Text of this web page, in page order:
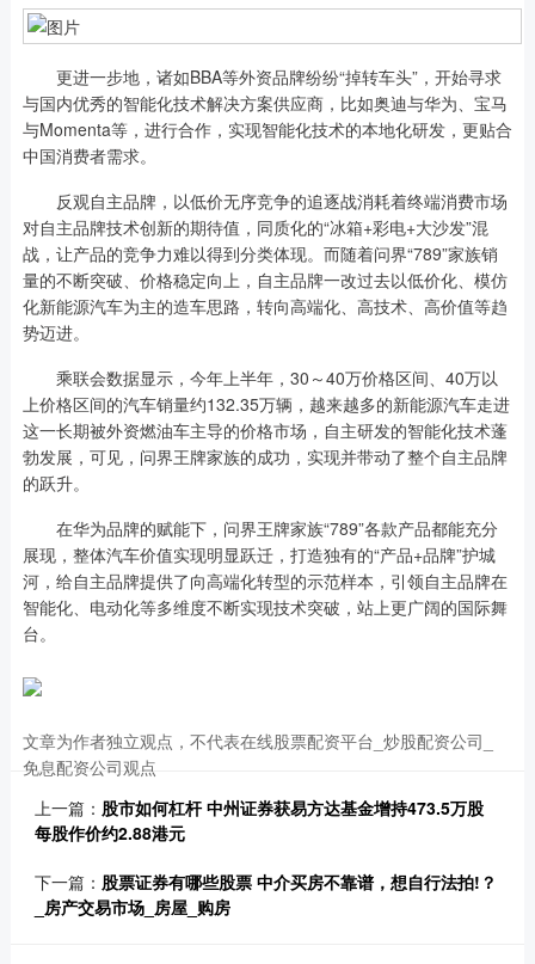
更进一步地，诸如BBA等外资品牌纷纷“掉转车头”，开始寻求
与国内优秀的智能化技术解决方案供应商，比如奥迪与华为、宝马
与Momenta等，进行合作，实现智能化技术的本地化研发，更贴合
中国消费者需求。
反观自主品牌，以低价无序竞争的追逐战消耗着终端消费市场
对自主品牌技术创新的期待值，同质化的“冰箱+彩电+大沙发”混
战，让产品的竞争力难以得到分类体现。而随着问界“789”家族销
量的不断突破、价格稳定向上，自主品牌一改过去以低价化、模仿
化新能源汽车为主的造车思路，转向高端化、高技术、高价值等趋
势迈进。
乘联会数据显示，今年上半年，30～40万价格区间、40万以
上价格区间的汽车销量约132.35万辆，越来越多的新能源汽车走进
这一长期被外资燃油车主导的价格市场，自主研发的智能化技术蓬
勃发展，可见，问界王牌家族的成功，实现并带动了整个自主品牌
的跃升。
在华为品牌的赋能下，问界王牌家族“789”各款产品都能充分
展现，整体汽车价值实现明显跃迁，打造独有的“产品+品牌”护城
河，给自主品牌提供了向高端化转型的示范样本，引领自主品牌在
智能化、电动化等多维度不断实现技术突破，站上更广阔的国际舞
台。
文章为作者独立观点，不代表在线股票配资平台_炒股配资公司_
免息配资公司观点
上一篇： 股市如何杠杆 中州证券获易方达基金增持473.5万股
每股作价约2.88港元
下一篇： 股票证券有哪些股票 中介买房不靠谱，想自行法拍!？
_房产交易市场_房屋_购房